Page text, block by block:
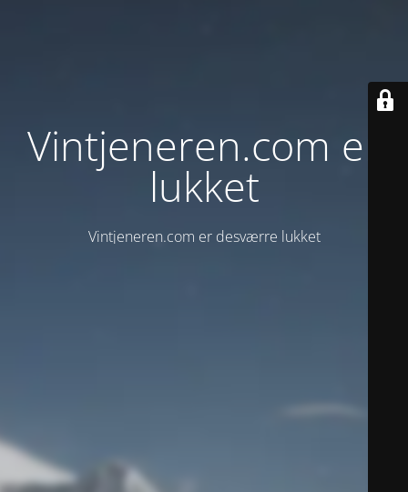
Vintjeneren.com er
lukket
Vintjeneren.com er desværre lukket